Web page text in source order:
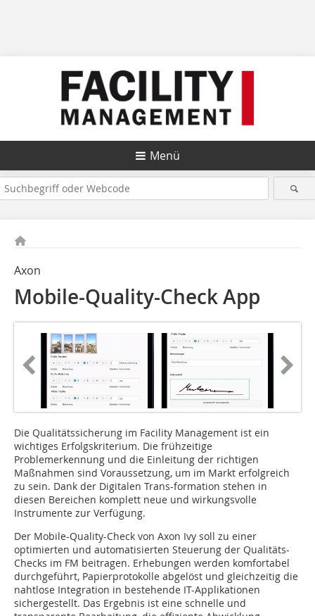
Menü
Axon
Mobile-Quality-Check App
Die Qualitätssicherung im Facility Management ist ein
wichtiges Erfolgskriterium. Die frühzeitige
Problemerkennung und die Einleitung der richtigen
Maßnahmen sind Voraussetzung, um im Markt erfolgreich
zu sein. Dank der Digitalen Trans-formation stehen in
diesen Bereichen komplett neue und wirkungsvolle
Instrumente zur Verfügung.
Der Mobile-Quality-Check von Axon Ivy soll zu einer
optimierten und automatisierten Steuerung der Qualitäts-
Checks im FM beitragen. Erhebungen werden komfortabel
durchgeführt, Papierprotokolle abgelöst und gleichzeitig die
nahtlose Integration in bestehende IT-Applikationen
sichergestellt. Das Ergebnis ist eine schnelle und